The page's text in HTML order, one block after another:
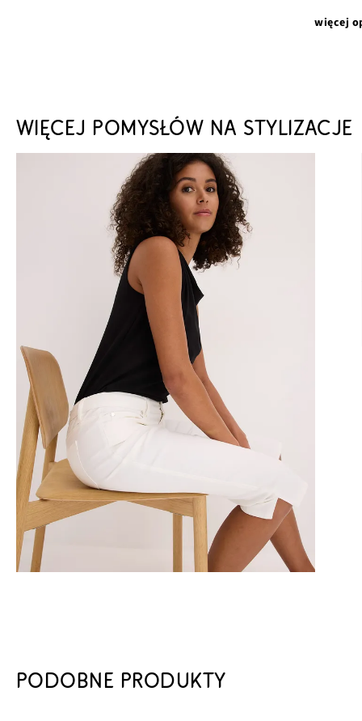
więcej
WIĘCEJ POMYSŁÓW NA STYLIZACJE
PODOBNE PRODUKTY